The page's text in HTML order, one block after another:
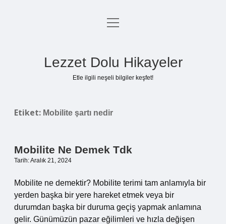
Anasayfa
menüyü
Lezzet Dolu Hikayeler
Etle ilgili neşeli bilgiler keşfet!
Etiket: Mobilite şartı nedir
Mobilite Ne Demek Tdk
Tarih: Aralık 21, 2024
Mobilite ne demektir? Mobilite terimi tam anlamıyla bir
yerden başka bir yere hareket etmek veya bir
durumdan başka bir duruma geçiş yapmak anlamına
gelir. Günümüzün pazar eğilimleri ve hızla değişen